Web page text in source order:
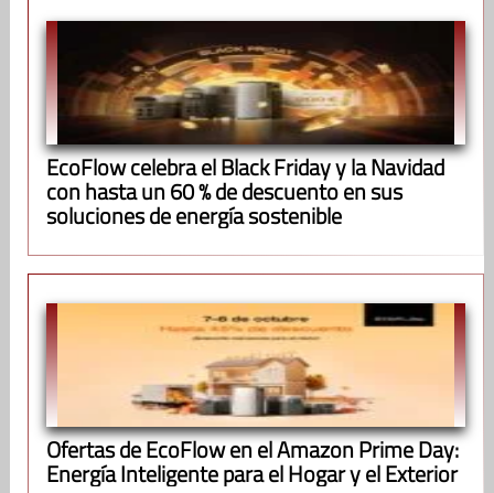
EcoFlow celebra el Black Friday y la Navidad
con hasta un 60 % de descuento en sus
soluciones de energía sostenible
Ofertas de EcoFlow en el Amazon Prime Day:
Energía Inteligente para el Hogar y el Exterior